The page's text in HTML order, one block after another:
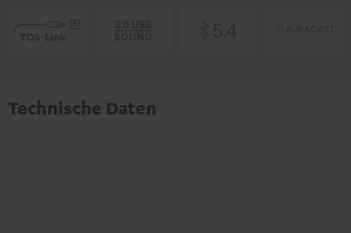
Technische Daten